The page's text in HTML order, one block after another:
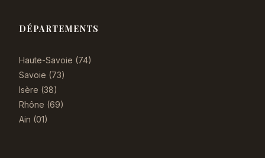
DÉPARTEMENTS
Haute-Savoie (74)
Savoie (73)
Isère (38)
Rhône (69)
Ain (01)